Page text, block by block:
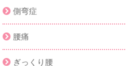
側弯症
腰痛
ぎっくり腰